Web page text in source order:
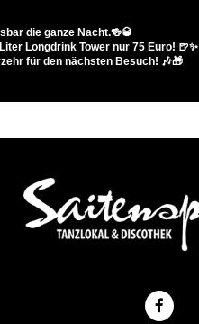
die ganze Nacht.🍻🥃
Longdrink Tower nur 75 Euro! 🍺✨
für den nächsten Besuch! 🎶🎁